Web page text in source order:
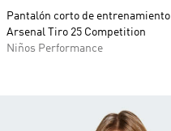
Pantalón corto de entrenamiento
Arsenal Tiro 25 Competition
Niños Performance